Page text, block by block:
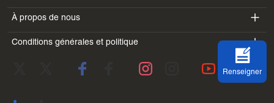
ES600P
EB300
EB100B V3
SV3
BV5
À propos de nous
Introduction
Conditions générales et politique
Conditions d'utilisation
Renseigner